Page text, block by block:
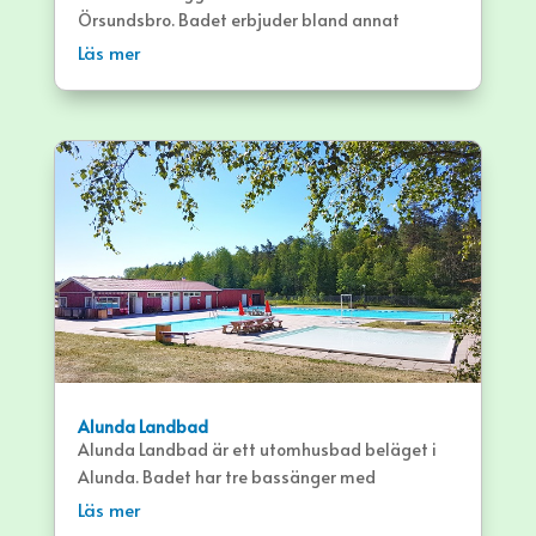
Örsundsbro. Badet erbjuder bland annat
sandstrand, barnbad och stora gräsytor.
Läs mer
Alunda Landbad
Alunda Landbad är ett utomhusbad beläget i
Alunda. Badet har tre bassänger med
tillhörande gräsytor.
Läs mer